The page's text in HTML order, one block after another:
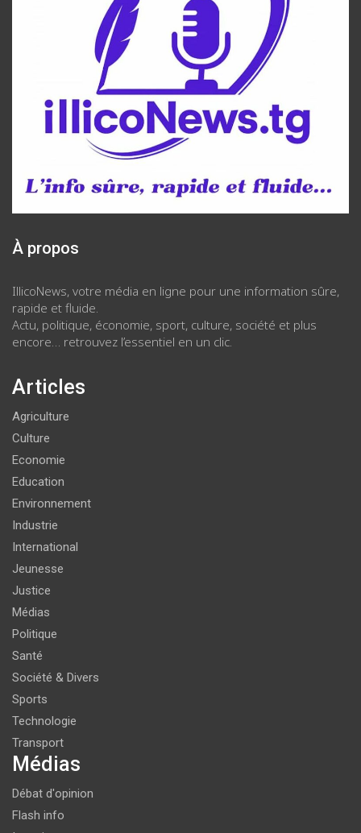
À propos
IllicoNews, votre média en ligne pour une information sûre,
rapide et fluide.
Actu, politique, économie, sport, culture, société et plus
encore… retrouvez l’essentiel en un clic.
Articles
Agriculture
Culture
Economie
Education
Environnement
Industrie
International
Jeunesse
Justice
Médias
Politique
Santé
Société & Divers
Sports
Technologie
Transport
Médias
Débat d'opinion
Flash info